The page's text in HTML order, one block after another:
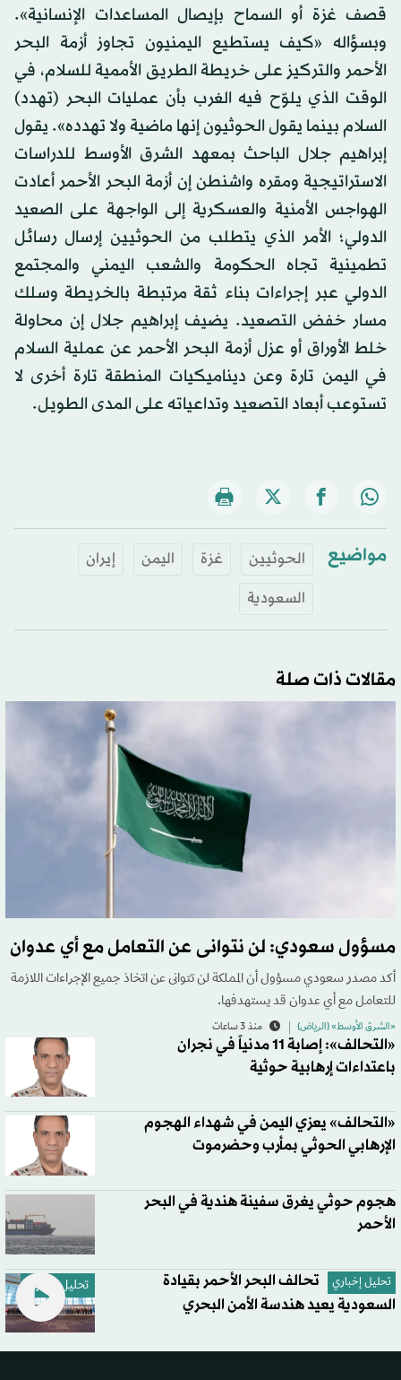
قصف غزة أو السماح بإيصال المساعدات الإنسانية».
وبسؤاله «كيف يستطيع اليمنيون تجاوز أزمة البحر
الأحمر والتركيز على خريطة الطريق الأممية للسلام، في
الوقت الذي يلوّح فيه الغرب بأن عمليات البحر (تهدد)
السلام بينما يقول الحوثيون إنها ماضية ولا تهدده». يقول
إبراهيم جلال الباحث بمعهد الشرق الأوسط للدراسات
الاستراتيجية ومقره واشنطن إن أزمة البحر الأحمر أعادت
الهواجس الأمنية والعسكرية إلى الواجهة على الصعيد
الدولي؛ الأمر الذي يتطلب من الحوثيين إرسال رسائل
تطمينية تجاه الحكومة والشعب اليمني والمجتمع
الدولي عبر إجراءات بناء ثقة مرتبطة بالخريطة وسلك
مسار خفض التصعيد. يضيف إبراهيم جلال إن محاولة
خلط الأوراق أو عزل أزمة البحر الأحمر عن عملية السلام
في اليمن تارة وعن ديناميكيات المنطقة تارة أخرى لا
تستوعب أبعاد التصعيد وتداعياته على المدى الطويل.
مواضيع الحوثيين غزة اليمن
إيران
السعودية
مقالات ذات صلة
مسؤول سعودي: لن نتوانى عن التعامل مع أي عدوان
أكد مصدر سعودي مسؤول أن المملكة لن تتوانى عن اتخاذ جميع الإجراءات اللازمة
للتعامل مع أي عدوان قد يستهدفها.
«الشرق الأوسط» (الرياض) منذ 3 ساعات
«التحالف»: إصابة 11 مدنياً في نجران
باعتداءات إرهابية حوثية
«التحالف» يعزي اليمن في شهداء الهجوم
الإرهابي الحوثي بمأرب وحضرموت
هجوم حوثي يغرق سفينة هندية في البحر
الأحمر
تحليل إخباري تحليل إخباري
تحالف البحر الأحمر بقيادة
السعودية يعيد هندسة الأمن البحري